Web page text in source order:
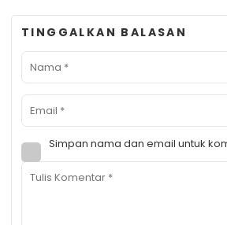
TINGGALKAN BALASAN
Simpan nama dan email untuk